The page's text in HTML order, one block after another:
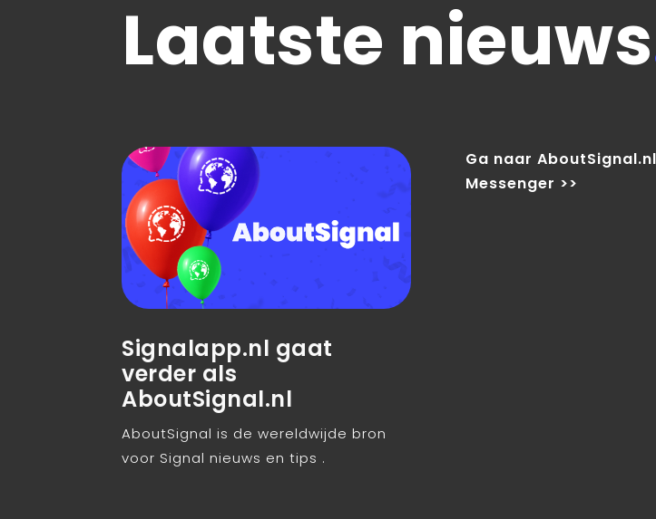
Laatste nieuws
Signalapp.nl gaat
verder als
AboutSignal.nl
AboutSignal is de wereldwijde bron
voor Signal nieuws en tips .
Ga naar
Messenger >>